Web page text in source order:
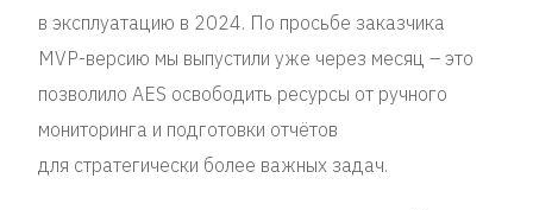
в эксплуатацию в 2024. По просьбе заказчика
MVP-версию мы выпустили уже через месяц – это
позволило AES освободить ресурсы от ручного
мониторинга и подготовки отчётов
для стратегически более важных задач.